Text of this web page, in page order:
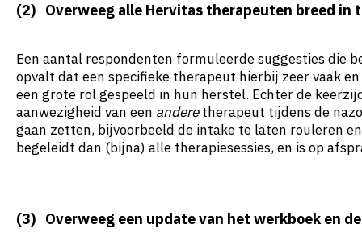
(2) Overweeg alle Hervitas therapeuten breed in
Een aantal respondenten formuleerde suggesties die
opvalt dat een specifieke therapeut hierbij zeer vaak
een grote rol gespeeld in hun herstel. Echter de
aanwezigheid van een anderetherapeut tijdens de
gaan zetten, bijvoorbeeld de intake te laten rouleren
begeleidt dan (bijna) alle therapiesessies, en is op
(3) Overweeg een update van het werkboek en